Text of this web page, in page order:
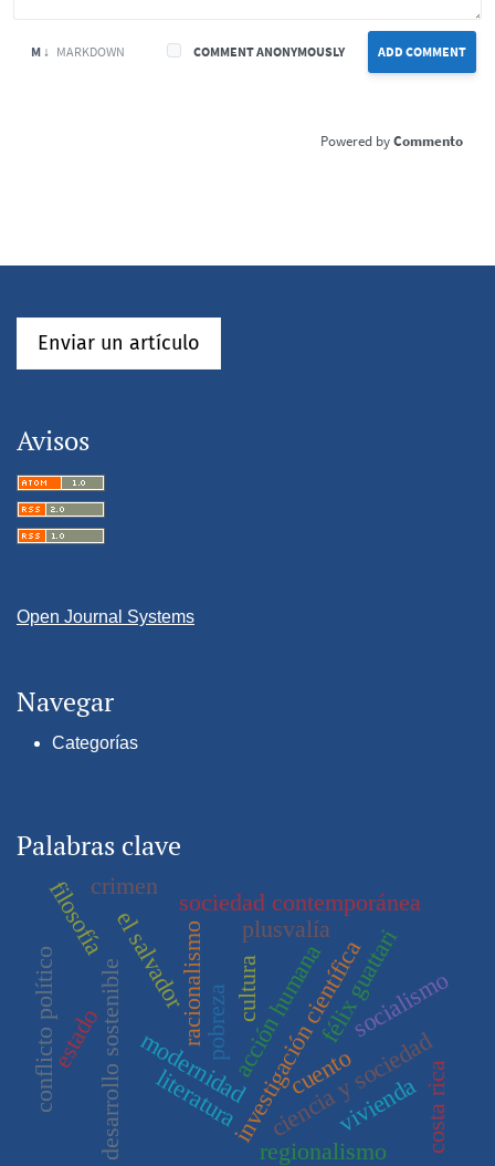
ADD COMMENT
COMMENT ANONYMOUSLY
M ↓ MARKDOWN
Commento
Enviar un artículo
Avisos
Open Journal Systems
Navegar
Categorías
Palabras clave
racionalismo
modernidadinvestigación científica
ciencia y sociedad
sociedad contemporánea
acción humana
desarrollo sostenible cultura
el salvador
literatura
regionalismo
cuento
félix guattari
estado
vivienda
pobreza
conflicto político socialismo
filosofía
costa rica
plusvalía
crimen